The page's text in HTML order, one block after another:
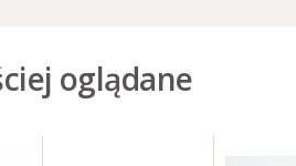
oglądane